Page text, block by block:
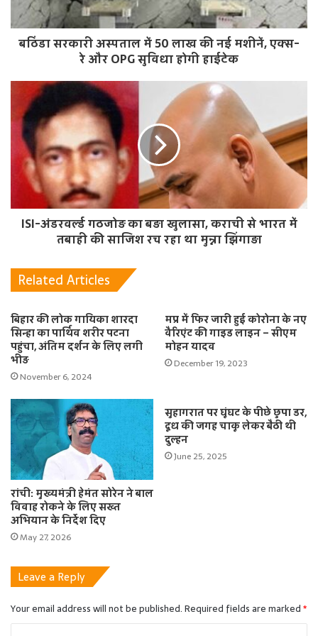
बठिंडा सरकारी अस्पताल में 50 लाख की नई मशीनें, एक्स-
रे और OPG सुविधा होगी हाईटेक
ISI-अंडरवर्ल्ड गठजोड़ का बड़ा खुलासा, कराची से भारत में
तबाही की साजिश रच रहा था मुन्ना झिंगाड़ा
Related Articles
बिहार की लोक गायिका शारदा
सिन्हा का पार्थिव शरीर पटना
पहुंचा, अंतिम दर्शन के लिए लगी
भीड़
November 6, 2024
मप्र में फिर जारी हुई कोरोना के नए
वैरिएंट की गाइड लाइन – सीएम
मोहन यादव
December 19, 2023
रांची: मुख्यमंत्री हेमंत सोरेन ने बाल
विवाह रोकने के लिए सख्त
अभियान के निर्देश दिए
May 27, 2026
सुहागरात पर घूंघट के पीछे छुपा डर,
दूध की जगह चाकू लेकर बैठी थी
दुल्हन
June 25, 2025
Leave a Reply
Your email address will not be published.Required fields are marked*